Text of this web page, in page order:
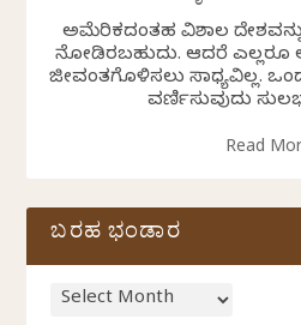
ಅಮೆರಿಕದಂತಹ ವಿಶಾಲ ದೇಶವನ್ನು
ನೋಡಿರಬಹುದು. ಆದರೆ ಎಲ್ಲರೂ
ಜೀವಂತಗೊಳಿಸಲು ಸಾಧ್ಯವಿಲ್ಲ.
ವರ್ಣಿಸುವುದು
Read
ಬರಹ ಭಂಡಾರ